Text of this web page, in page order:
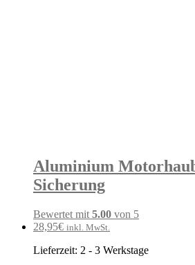
Aluminium
Sicherung
Bewertet mit 5.00 von 5
28,95€ inkl. MwSt.
Lieferzeit: 2 - 3 Werkstage